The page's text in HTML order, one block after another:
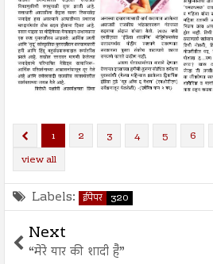
1 2 3 4 5 6
view all
Labels: ईपेपर 320
Next
“मेरे यार की शादी है”